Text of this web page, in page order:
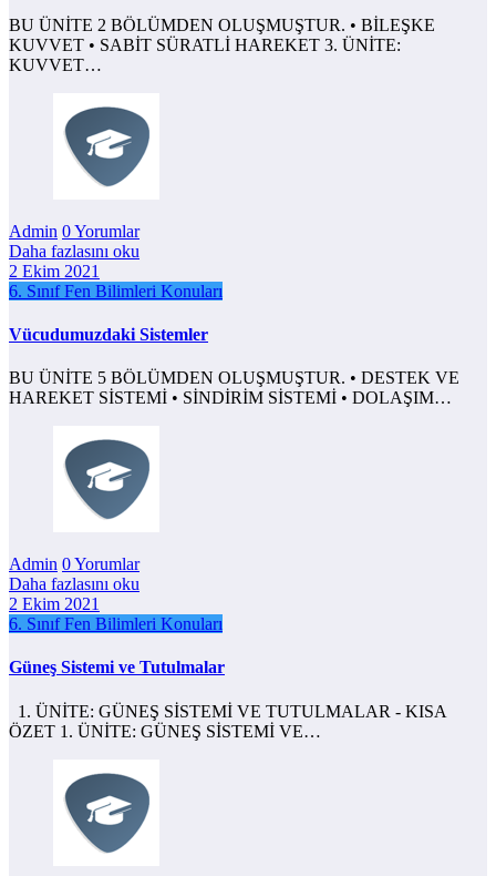
BU ÜNİTE 2 BÖLÜMDEN OLUŞMUŞTUR. • BİLEŞKE
KUVVET • SABİT SÜRATLİ HAREKET 3. ÜNİTE:
KUVVET…
Admin 0 Yorumlar
Daha fazlasını oku
2 Ekim 2021
6. Sınıf Fen Bilimleri Konuları
Vücudumuzdaki Sistemler
BU ÜNİTE 5 BÖLÜMDEN OLUŞMUŞTUR. • DESTEK VE
HAREKET SİSTEMİ • SİNDİRİM SİSTEMİ • DOLAŞIM…
Admin 0 Yorumlar
Daha fazlasını oku
2 Ekim 2021
6. Sınıf Fen Bilimleri Konuları
Güneş Sistemi ve Tutulmalar
1. ÜNİTE: GÜNEŞ SİSTEMİ VE TUTULMALAR - KISA
ÖZET 1. ÜNİTE: GÜNEŞ SİSTEMİ VE…